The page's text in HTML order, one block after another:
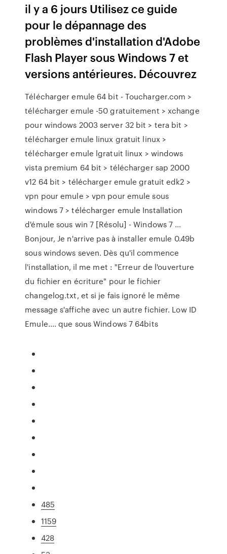
il y a 6 jours Utilisez ce guide
pour le dépannage des
problèmes d'installation d'Adobe
Flash Player sous Windows 7 et
versions antérieures. Découvrez
Télécharger emule 64 bit - Toucharger.com >
télécharger emule -50 gratuitement > xchange
pour windows 2003 server 32 bit > tera bit >
télécharger emule linux gratuit linux >
télécharger emule lgratuit linux > windows
vista premium 64 bit > télécharger sap 2000
v12 64 bit > télécharger emule gratuit edk2 >
vpn pour emule > vpn pour emule sous
windows 7 > télécharger emule Installation
d'émule sous win 7 [Résolu] - Windows 7 ...
Bonjour, Je n'arrive pas à installer emule 0.49b
sous windows seven. Dès qu'il commence
l'installation, il me met : "Erreur de l'ouverture
du fichier en écriture" pour le fichier
changelog.txt, et si je fais ignoré le même
message s'affiche avec un autre fichier. Low ID
Emule.... que sous Windows 7 64bits
485
1159
428